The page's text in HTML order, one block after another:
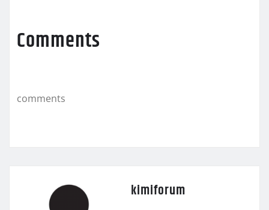
b
o
k
r σ
τ
Comments
comments
kimiforum